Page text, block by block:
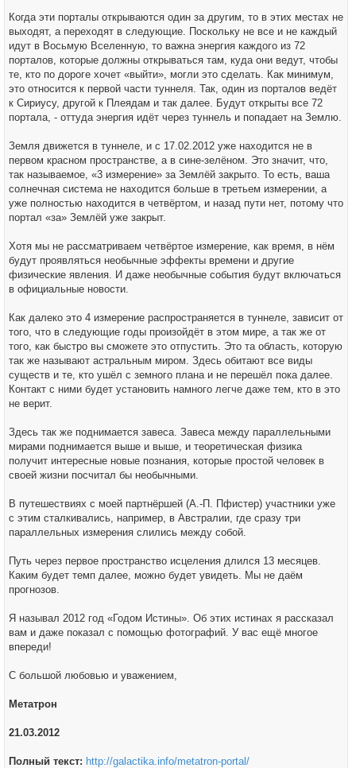
Когда эти порталы открываются один за другим, то в этих местах не
выходят, а переходят в следующие. Поскольку не все и не каждый
идут в Восьмую Вселенную, то важна энергия каждого из 72
порталов, которые должны открываться там, куда они ведут, чтобы
те, кто по дороге хочет «выйти», могли это сделать. Как минимум,
это относится к первой части туннеля. Так, один из порталов ведёт
к Сириусу, другой к Плеядам и так далее. Будут открыты все 72
портала, - оттуда энергия идёт через туннель и попадает на Землю.
Земля движется в туннеле, и с 17.02.2012 уже находится не в
первом красном пространстве, а в сине-зелёном. Это значит, что,
так называемое, «3 измерение» за Землёй закрыто. То есть, ваша
солнечная система не находится больше в третьем измерении, а
уже полностью находится в четвёртом, и назад пути нет, потому что
портал «за» Землёй уже закрыт.
Хотя мы не рассматриваем четвёртое измерение, как время, в нём
будут проявляться необычные эффекты времени и другие
физические явления. И даже необычные события будут включаться
в официальные новости.
Как далеко это 4 измерение распространяется в туннеле, зависит от
того, что в следующие годы произойдёт в этом мире, а так же от
того, как быстро вы сможете это отпустить. Это та область, которую
так же называют астральным миром. Здесь обитают все виды
существ и те, кто ушёл с земного плана и не перешёл пока далее.
Контакт с ними будет установить намного легче даже тем, кто в это
не верит.
Здесь так же поднимается завеса. Завеса между параллельными
мирами поднимается выше и выше, и теоретическая физика
получит интересные новые познания, которые простой человек в
своей жизни посчитал бы необычными.
В путешествиях с моей партнёршей (А.-П. Пфистер) участники уже
с этим сталкивались, например, в Австралии, где сразу три
параллельных измерения слились между собой.
Путь через первое пространство исцеления длился 13 месяцев.
Каким будет темп далее, можно будет увидеть. Мы не даём
прогнозов.
Я называл 2012 год «Годом Истины». Об этих истинах я рассказал
вам и даже показал с помощью фотографий. У вас ещё многое
впереди!
С большой любовью и уважением,
Метатрон
21.03.2012
Полный текст: http://galactika.info/metatron-portal/